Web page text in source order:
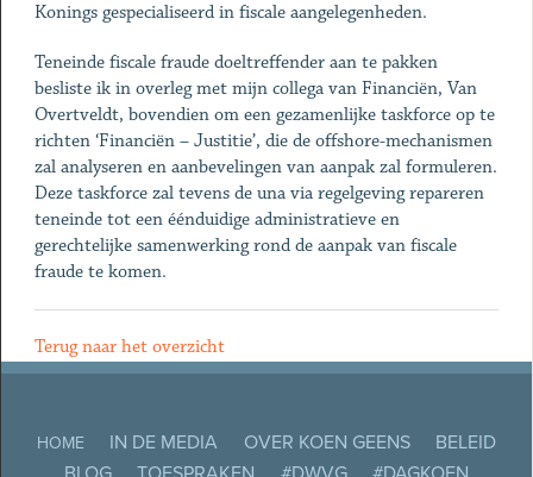
Konings gespecialiseerd in fiscale aangelegenheden.
Teneinde fiscale fraude doeltreffender aan te pakken
besliste ik in overleg met mijn collega van Financiën, Van
Overtveldt, bovendien om een gezamenlijke taskforce op te
richten ‘Financiën – Justitie’, die de offshore-mechanismen
zal analyseren en aanbevelingen van aanpak zal formuleren.
Deze taskforce zal tevens de una via regelgeving repareren
teneinde tot een éénduidige administratieve en
gerechtelijke samenwerking rond de aanpak van fiscale
fraude te komen.
Terug naar het overzicht
HOME IN DE MEDIA OVER KOEN GEENS
BELEID